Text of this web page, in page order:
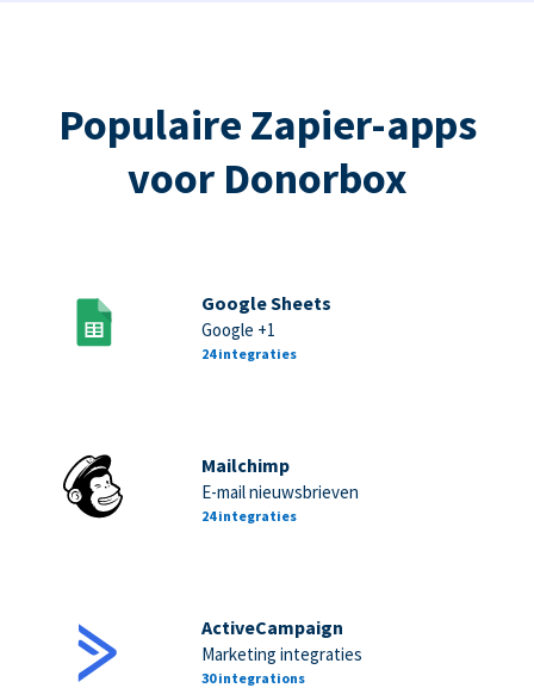
Populaire Zapier-apps
voor Donorbox
Google Sheets
Google +1
24 integraties
Mailchimp
E-mail nieuwsbrieven
24 integraties
ActiveCampaign
Marketing integraties
30 integrations